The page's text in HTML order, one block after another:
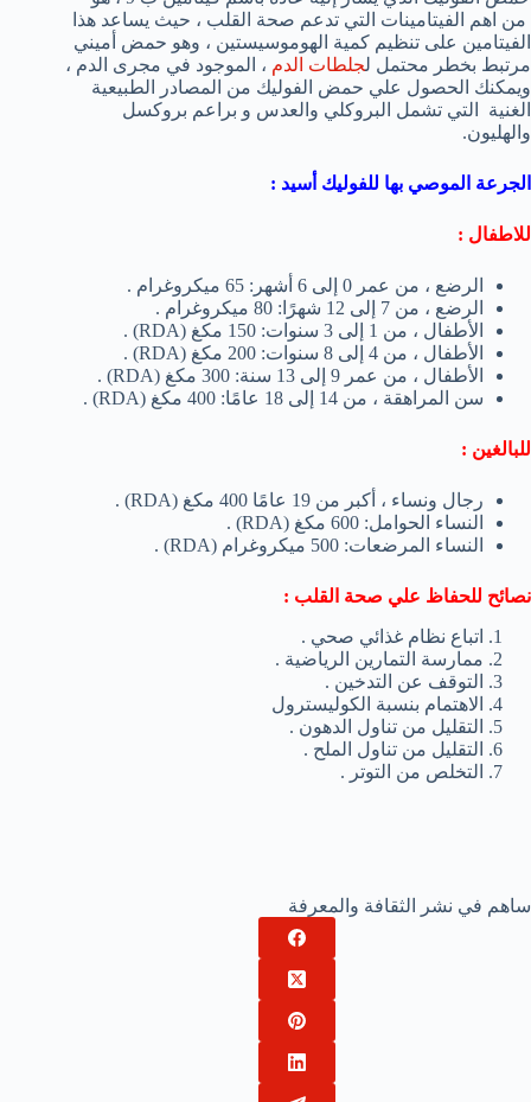
من اهم الفيتامينات التي تدعم صحة القلب ، حيث يساعد هذا
الفيتامين على تنظيم كمية الهوموسيستين ، وهو حمض أميني
مرتبط بخطر محتمل لجلطات الدم ، الموجود في مجرى الدم ،
ويمكنك الحصول علي حمض الفوليك من المصادر الطبيعية
الغنية التي تشمل البروكلي والعدس و براعم بروكسل
والهليون.
الجرعة الموصي بها للفوليك أسيد :
للاطفال :
الرضع ، من عمر 0 ​​إلى 6 أشهر: 65 ميكروغرام .
الرضع ، من 7 إلى 12 شهرًا: 80 ميكروغرام .
الأطفال ، من 1 إلى 3 سنوات: 150 مكغ (RDA) .
الأطفال ، من 4 إلى 8 سنوات: 200 مكغ (RDA) .
الأطفال ، من عمر 9 إلى 13 سنة: 300 مكغ (RDA) .
سن المراهقة ، من 14 إلى 18 عامًا: 400 مكغ (RDA) .
للبالغين :
رجال ونساء ، أكبر من 19 عامًا 400 مكغ (RDA) .
النساء الحوامل: 600 مكغ (RDA) .
النساء المرضعات: 500 ميكروغرام (RDA) .
نصائح للحفاظ علي صحة القلب :
اتباع نظام غذائي صحي .
ممارسة التمارين الرياضية .
التوقف عن التدخين .
الاهتمام بنسبة الكوليسترول
التقليل من تناول الدهون .
التقليل من تناول الملح .
التخلص من التوتر .
ساهم في نشر الثقافة والمعرفة